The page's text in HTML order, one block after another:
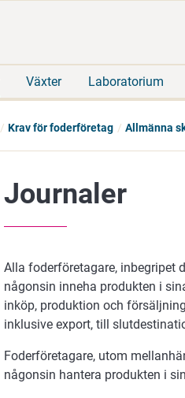
Växter Laboratorium
Krav för foderföretag Allmänna
Journaler
Alla foderföretagare, inbegripet
någonsin inneha produkten i
inköp, produktion och
inklusive export, till
Foderföretagare, utom
någonsin hantera produkten i